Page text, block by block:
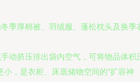
冬季厚棉被、羽绒服、蓬松枕头及换季
手动挤压排出袋内空气，可将物品体积
小，是衣柜、床底储物空间的“扩容神